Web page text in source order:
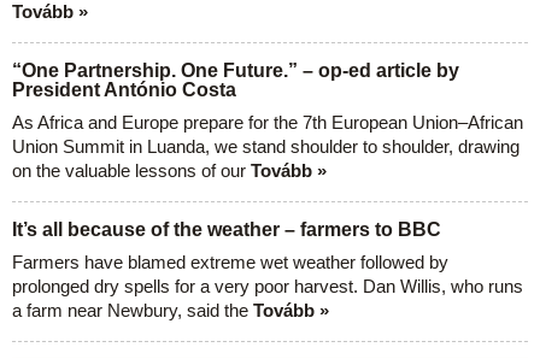
Tovább »
“One Partnership. One Future.” – op-ed article by
President António Costa
As Africa and Europe prepare for the 7th European Union–African
Union Summit in Luanda, we stand shoulder to shoulder, drawing
on the valuable lessons of our Tovább »
It’s all because of the weather – farmers to BBC
Farmers have blamed extreme wet weather followed by
prolonged dry spells for a very poor harvest. Dan Willis, who runs
a farm near Newbury, said the Tovább »